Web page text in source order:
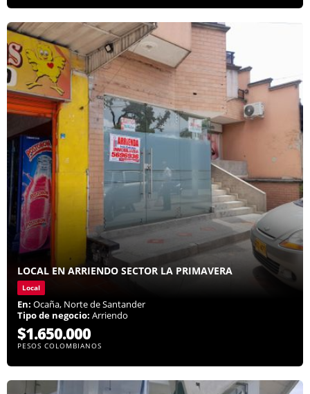
LOCAL EN ARRIENDO SECTOR LA PRIMAVERA
Local
En: Ocaña, Norte de Santander
Tipo de negocio: Arriendo
$1.650.000
PESOS COLOMBIANOS